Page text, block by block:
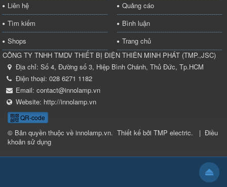
Liên hệ
Quảng cáo
Tìm kiếm
Bình luận
Shops
Trang chủ
CÔNG TY TNHH TMDV THIẾT BỊ ĐIỆN THIÊN MINH PHÁT (TMP.,JSC)
Địa chỉ: Số 4, Đường số 3, Hiệp Bình Chánh, Thủ Đức, Tp.HCM
Điện thoại: 028 6271 1182
Email: contact@innolamp.vn
Website: http://innolamp.vn
QR-code
© Bản quyền thuộc về innolamp.vn. Thiết kế bởi TMP electric. | Điều
khoản sử dụng